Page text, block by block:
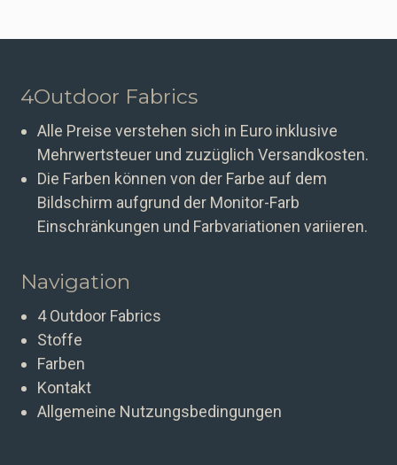
4Outdoor Fabrics
Alle Preise verstehen sich in Euro inklusive
Mehrwertsteuer und zuzüglich Versandkosten.
Die Farben können von der Farbe auf dem
Bildschirm aufgrund der Monitor-Farb
Einschränkungen und Farbvariationen variieren.
Navigation
4 Outdoor Fabrics
Stoffe
Farben
Kontakt
Allgemeine Nutzungsbedingungen